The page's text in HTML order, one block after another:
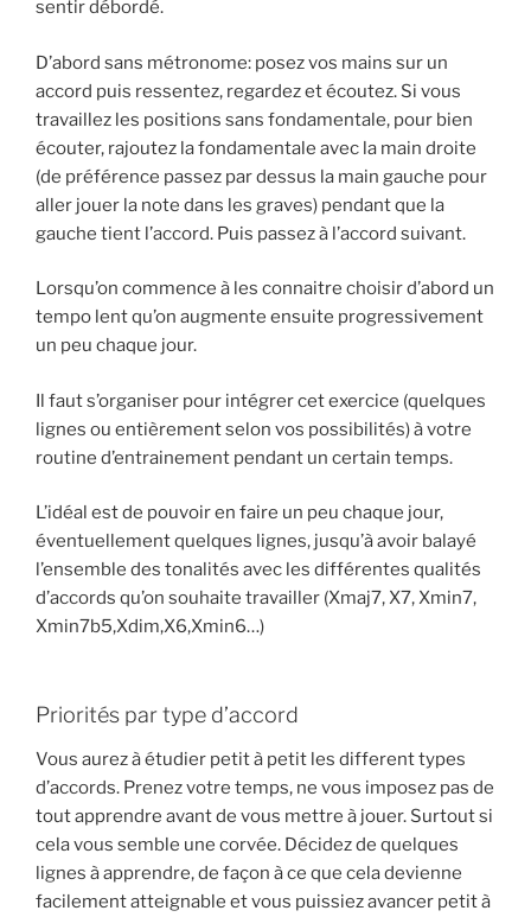
sentir débordé.
D’abord sans métronome: posez vos mains sur un
accord puis ressentez, regardez et écoutez. Si vous
travaillez les positions sans fondamentale, pour bien
écouter, rajoutez la fondamentale avec la main droite
(de préférence passez par dessus la main gauche pour
aller jouer la note dans les graves) pendant que la
gauche tient l’accord. Puis passez à l’accord suivant.
Lorsqu’on commence à les connaitre choisir d’abord un
tempo lent qu’on augmente ensuite progressivement
un peu chaque jour.
Il faut s’organiser pour intégrer cet exercice (quelques
lignes ou entièrement selon vos possibilités) à votre
routine d’entrainement pendant un certain temps.
L’idéal est de pouvoir en faire un peu chaque jour,
éventuellement quelques lignes, jusqu’à avoir balayé
l’ensemble des tonalités avec les différentes qualités
d’accords qu’on souhaite travailler (Xmaj7, X7, Xmin7,
Xmin7b5,Xdim,X6,Xmin6…)
Priorités par type d’accord
Vous aurez à étudier petit à petit les different types
d’accords. Prenez votre temps, ne vous imposez pas de
tout apprendre avant de vous mettre à jouer. Surtout si
cela vous semble une corvée. Décidez de quelques
lignes à apprendre, de façon à ce que cela devienne
facilement atteignable et vous puissiez avancer petit à